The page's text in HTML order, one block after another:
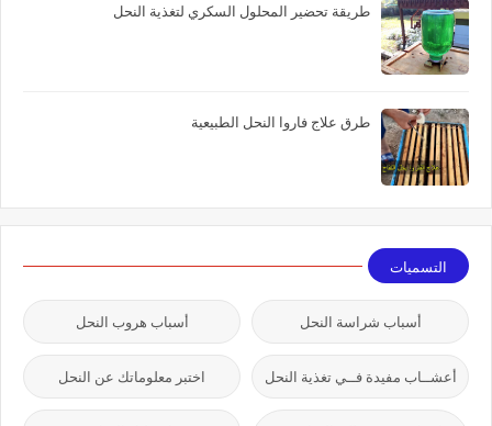
طريقة تحضير المحلول السكري لتغذية النحل
طرق علاج فاروا النحل الطبيعية
التسميات
أسباب شراسة النحل أسباب هروب النحل
أعشــاب مفيدة فــي تغذية النحل اختبر معلوماتك عن النحل